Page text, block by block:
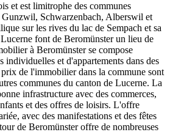
et est limitrophe des communes
Gunzwil, Schwarzenbach, Alberswil et
sur les rives du lac de Sempach et sa
font de Beromünster un lieu de
à Beromünster se compose
individuelles et d'appartements dans des
de l'immobilier dans la commune sont
communes du canton de Lucerne. La
infrastructure avec des commerces,
et des offres de loisirs. L'offre
avec des manifestations et des fêtes
de Beromünster offre de nombreuses